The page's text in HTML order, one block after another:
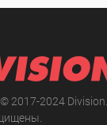
2017-2024